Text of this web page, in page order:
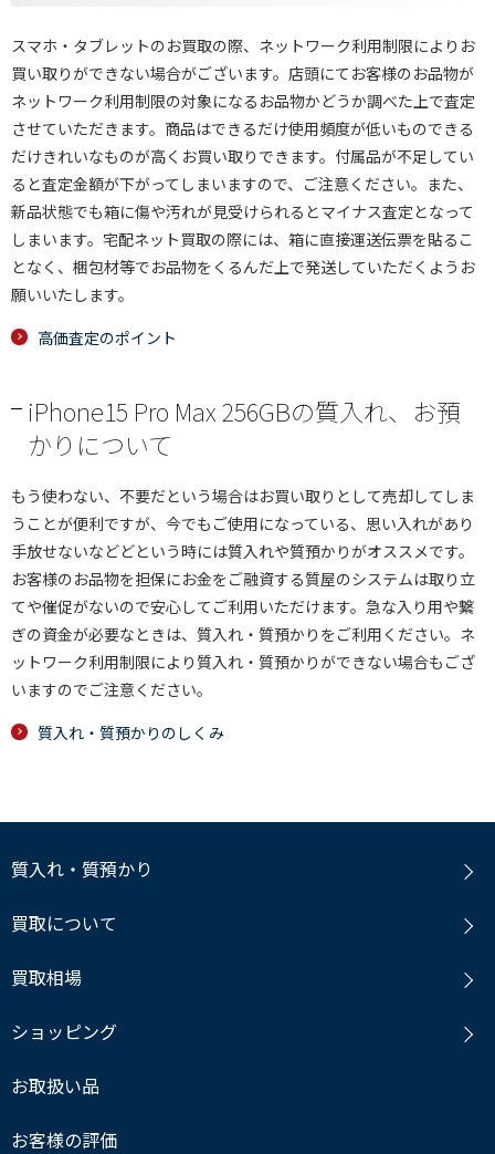
スマホ・タブレットのお買取の際、ネットワーク利用制限によりお
買い取りができない場合がございます。店頭にてお客様のお品物が
ネットワーク利用制限の対象になるお品物かどうか調べた上で査定
させていただきます。商品はできるだけ使用頻度が低いものできる
だけきれいなものが高くお買い取りできます。付属品が不足してい
ると査定金額が下がってしまいますので、ご注意ください。また、
新品状態でも箱に傷や汚れが見受けられるとマイナス査定となって
しまいます。宅配ネット買取の際には、箱に直接運送伝票を貼るこ
となく、梱包材等でお品物をくるんだ上で発送していただくようお
願いいたします。
高価査定のポイント
iPhone15 Pro Max 256GBの質入れ、お預
かりについて
もう使わない、不要だという場合はお買い取りとして売却してしま
うことが便利ですが、今でもご使用になっている、思い入れがあり
手放せないなどどという時には質入れや質預かりがオススメです。
お客様のお品物を担保にお金をご融資する質屋のシステムは取り立
てや催促がないので安心してご利用いただけます。急な入り用や繋
ぎの資金が必要なときは、質入れ・質預かりをご利用ください。ネ
ットワーク利用制限により質入れ・質預かりができない場合もござ
いますのでご注意ください。
質入れ・質預かりのしくみ
質入れ・質預かり
買取について
買取相場
ショッピング
お取扱い品
お客様の評価